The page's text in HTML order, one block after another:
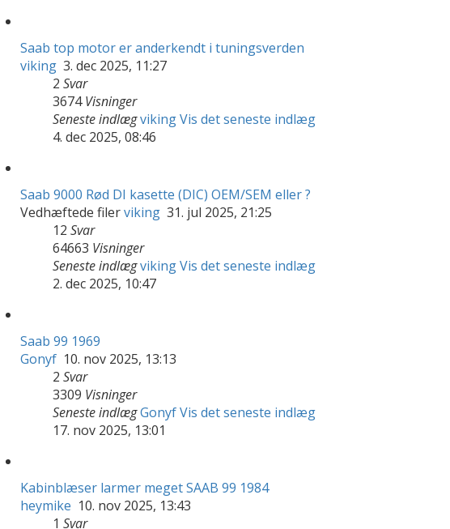
Saab top motor er anderkendt i tuningsverden
viking 3. dec 2025, 11:27
2 Svar
3674Visninger
Seneste indlægvikingVis det seneste indlæg
4. dec 2025, 08:46
Saab 9000 Rød DI kasette (DIC) OEM/SEM eller ?
Vedhæftede filerviking 31. jul 2025, 21:25
12 Svar
64663 Visninger
Seneste indlægvikingVis det seneste indlæg
2. dec 2025, 10:47
Saab 99 1969
Gonyf 10. nov 2025, 13:13
2 Svar
3309 Visninger
Seneste indlægGonyfVis det seneste indlæg
17. nov 2025, 13:01
Kabinblæser larmer meget SAAB 99 1984
heymike 10. nov 2025, 13:43
1 Svar